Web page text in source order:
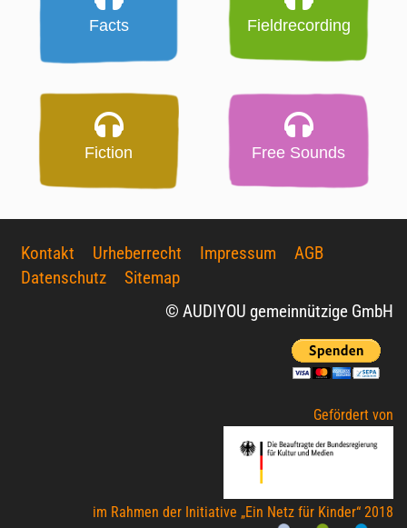
Facts Fieldrecording
Fiction Free Sounds
Kontakt Urheberrecht Impressum
AGB
Datenschutz
Sitemap
© AUDIYOU gemeinnützige GmbH
Gefördert von
im Rahmen der Initiative „Ein Netz für Kinder“ 2018